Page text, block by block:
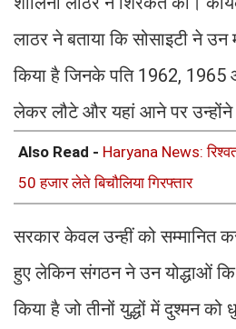
लाठर ने बताया कि सोसाइटी ने उन
किया है जिनके पति 1962, 1965
लेकर लौटे और यहां आने पर उन्होंने
Also Read - Haryana News:
50 हजार लेते बिचौलिया गिरफ्तार
सरकार केवल उन्हीं को सम्मानित
हुए लेकिन संगठन ने उन योद्धाओं कि
किया है जो तीनों युद्धों में दुश्मन